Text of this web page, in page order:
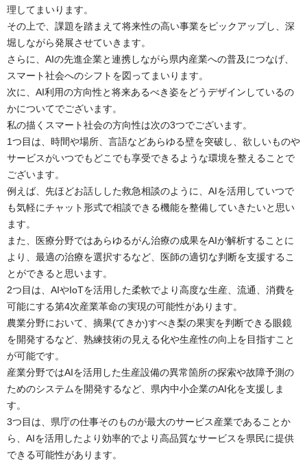
理してまいります。
その上で、課題を踏まえて将来性の高い事業をピックアップし、深
堀しながら発展させていきます。
さらに、AIの先進企業と連携しながら県内産業への普及につなげ、
スマート社会へのシフトを図ってまいります。
次に、AI利用の方向性と将来あるべき姿をどうデザインしているの
かについてでございます。
私の描くスマート社会の方向性は次の3つでございます。
1つ目は、時間や場所、言語などあらゆる壁を突破し、欲しいものや
サービスがいつでもどこでも享受できるような環境を整えることで
ございます。
例えば、先ほどお話しした救急相談のように、AIを活用していつで
も気軽にチャット形式で相談できる機能を整備していきたいと思い
ます。
また、医療分野ではあらゆるがん治療の成果をAIが解析することに
より、最適の治療を選択するなど、医師の適切な判断を支援するこ
とができると思います。
2つ目は、AIやIoTを活用した柔軟でより高度な生産、流通、消費を
可能にする第4次産業革命の実現の可能性があります。
農業分野において、摘果(てきか)すべき梨の果実を判断できる眼鏡
を開発するなど、熟練技術の見える化や生産性の向上を目指すこと
が可能です。
産業分野ではAIを活用した生産設備の異常箇所の探索や故障予測の
ためのシステムを開発するなど、県内中小企業のAI化を支援しま
す。
3つ目は、県庁の仕事そのものが最大のサービス産業であることか
ら、AIを活用したより効率的でより高品質なサービスを県民に提供
できる可能性があります。